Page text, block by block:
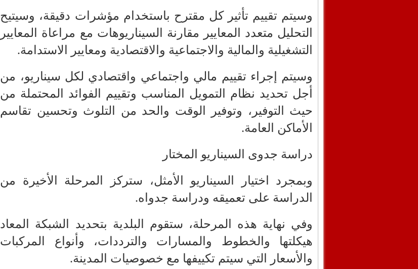
وسيتم تقييم تأثير كل مقترح باستخدام مؤشرات دقيقة، وسيتيح
التحليل متعدد المعايير مقارنة السيناريوهات مع مراعاة المعايير
التشغيلية والمالية والاجتماعية والاقتصادية ومعايير الاستدامة.
وسيتم إجراء تقييم مالي واجتماعي واقتصادي لكل سيناريو، من
أجل تحديد نظام التمويل المناسب وتقييم الفوائد المحتملة من
حيث التوفير، وتوفير الوقت والحد من التلوث وتحسين تقاسم
الأماكن العامة.
دراسة جدوى السيناريو المختار
وبمجرد اختيار السيناريو الأمثل، ستركز المرحلة الأخيرة من
الدراسة على تعميقه ودراسة جدواه.
وفي نهاية هذه المرحلة، ستقوم البلدية بتحديد الشبكة المعاد
هيكلتها والخطوط والمسارات والترددات، وأنواع المركبات
والأسعار التي سيتم تكييفها مع خصوصيات المدينة.